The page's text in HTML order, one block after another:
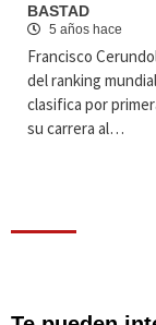
BASTAD
5 años hace
Francisco
del ranking
clasifica por
su carrera al…